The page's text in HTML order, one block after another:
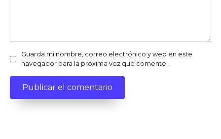
Guarda mi nombre, correo electrónico y web en este
navegador para la próxima vez que comente.